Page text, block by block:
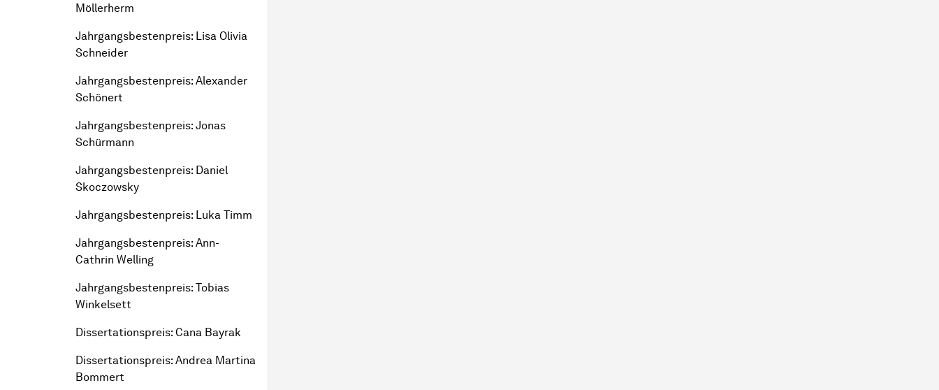
Möllerherm
Jahr­gangs­besten­preis: Lisa Olivia
Schneider
Jahr­gangs­besten­preis: Alexander
Schönert
Jahr­gangs­besten­preis: Jonas
Schürmann
Jahr­gangs­besten­preis: Daniel
Skoczowsky
Jahr­gangs­besten­preis: Luka Timm
Jahr­gangs­besten­preis: Ann-
Cathrin Welling
Jahr­gangs­besten­preis: Tobias
Winkelsett
Dissertationspreis: Cana Bayrak
Dissertationspreis: Andrea Martina
Bommert